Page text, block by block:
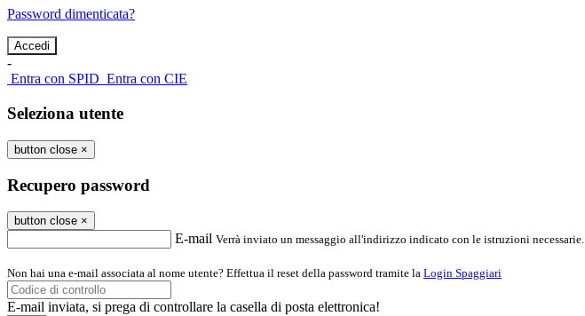
Password dimenticata?
-
Entra con SPID Entra con CIE
Seleziona utente
button close ×
Recupero password
button close ×
E-mail Verrà inviato un messaggio all'indirizzo indicato con le istruzioni necessarie.
Non hai una e-mail associata al nome utente? Effettua il reset della password tramite la Login Spaggiari
E-mail inviata, si prega di controllare la casella di posta elettronica!